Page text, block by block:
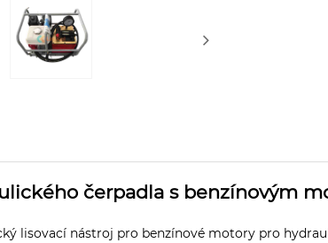
čerpadla s benzínovým
lisovací nástroj pro benzínové motory pro